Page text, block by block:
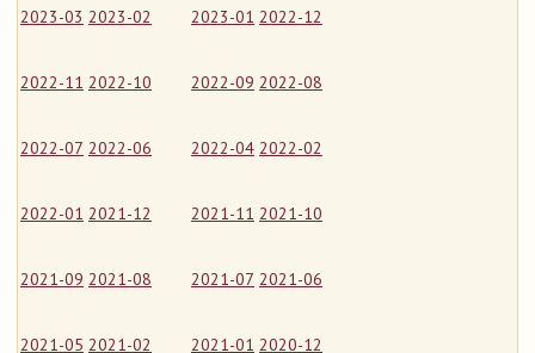
2023-03 2023-02 2023-01 2022-12
2022-11 2022-10 2022-09 2022-08
2022-07 2022-06 2022-04 2022-02
2022-01 2021-12 2021-11 2021-10
2021-09 2021-08 2021-07 2021-06
2021-05 2021-02 2021-01 2020-12